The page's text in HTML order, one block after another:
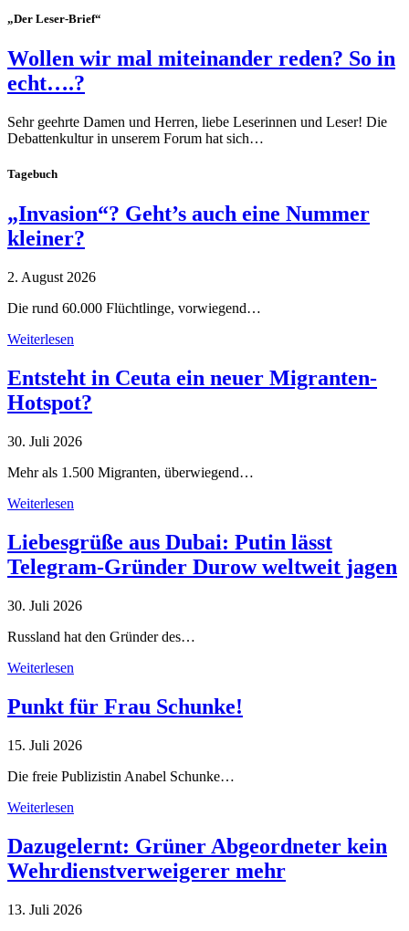
„Der Leser-Brief“
Wollen wir mal miteinander reden? So in
echt….?
Sehr geehrte Damen und Herren, liebe Leserinnen und Leser! Die
Debattenkultur in unserem Forum hat sich…
Tagebuch
„Invasion“? Geht’s auch eine Nummer
kleiner?
2. August 2026
Die rund 60.000 Flüchtlinge, vorwiegend…
Weiterlesen
Entsteht in Ceuta ein neuer Migranten-
Hotspot?
30. Juli 2026
Mehr als 1.500 Migranten, überwiegend…
Weiterlesen
Liebesgrüße aus Dubai: Putin lässt
Telegram-Gründer Durow weltweit jagen
30. Juli 2026
Russland hat den Gründer des…
Weiterlesen
Punkt für Frau Schunke!
15. Juli 2026
Die freie Publizistin Anabel Schunke…
Weiterlesen
Dazugelernt: Grüner Abgeordneter kein
Wehrdienstverweigerer mehr
13. Juli 2026